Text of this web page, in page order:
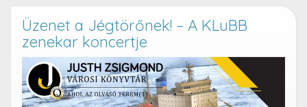
Üzenet a Jégtörőnek! – A KLuBB
zenekar koncertje